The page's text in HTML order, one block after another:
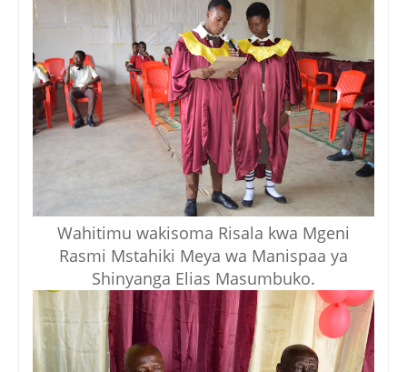
Wahitimu wakisoma Risala kwa Mgeni
Rasmi Mstahiki Meya wa Manispaa ya
Shinyanga Elias Masumbuko.